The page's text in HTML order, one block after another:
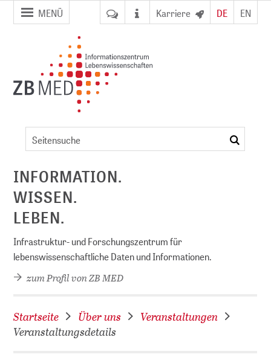
Zur
Seitennavigation
Zum
Inhalt
MENÜ Karriere DE EN
suchen
INFORMATION.
WISSEN.
LEBEN.
Infrastruktur- und Forschungszentrum für
lebenswissenschaftliche Daten und Informationen.
zum Profil von ZB MED
Startseite Über uns
Veranstaltungen
Veranstaltungsdetails